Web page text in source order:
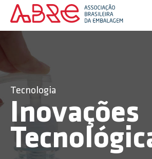
Tecnologia
Inovações